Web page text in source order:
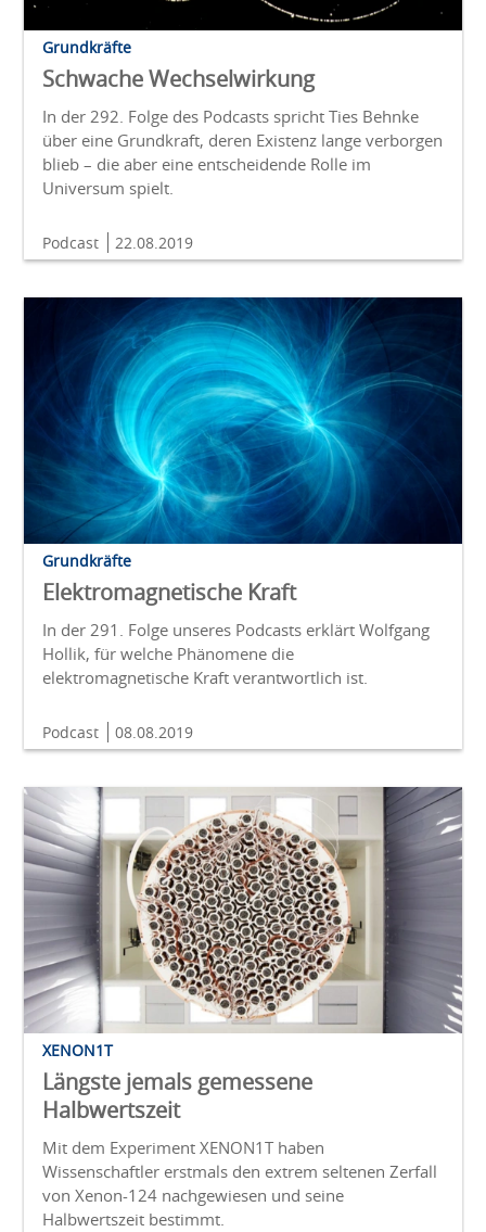
Grundkräfte
Schwache Wechselwirkung
In der 292. Folge des Podcasts spricht Ties Behnke
über eine Grundkraft, deren Existenz lange verborgen
blieb – die aber eine entscheidende Rolle im
Universum spielt.
Podcast 22.08.2019
Grundkräfte
Elektromagnetische Kraft
In der 291. Folge unseres Podcasts erklärt Wolfgang
Hollik, für welche Phänomene die
elektromagnetische Kraft verantwortlich ist.
Podcast 08.08.2019
XENON1T
Längste jemals gemessene
Halbwertszeit
Mit dem Experiment XENON1T haben
Wissenschaftler erstmals den extrem seltenen Zerfall
von Xenon-124 nachgewiesen und seine
Halbwertszeit bestimmt.